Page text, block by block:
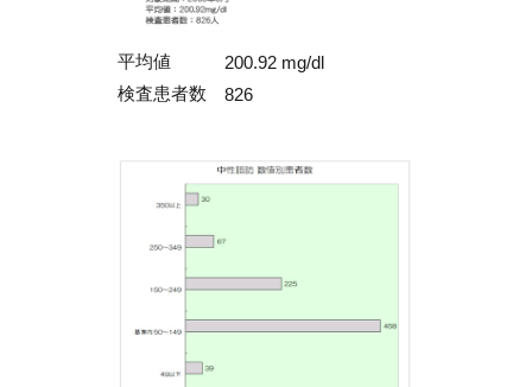
平均値
200.92 mg/dl
検査患者数
826